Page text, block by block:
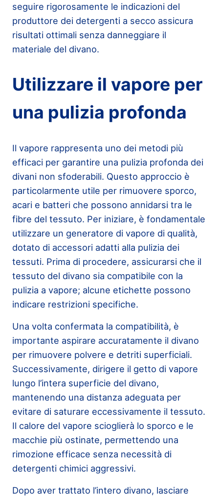
seguire rigorosamente le indicazioni del
produttore dei detergenti a secco assicura
risultati ottimali senza danneggiare il
materiale del divano.
Utilizzare il vapore per
una pulizia profonda
Il vapore rappresenta uno dei metodi più
efficaci per garantire una pulizia profonda dei
divani non sfoderabili. Questo approccio è
particolarmente utile per rimuovere sporco,
acari e batteri che possono annidarsi tra le
fibre del tessuto. Per iniziare, è fondamentale
utilizzare un generatore di vapore di qualità,
dotato di accessori adatti alla pulizia dei
tessuti. Prima di procedere, assicurarsi che il
tessuto del divano sia compatibile con la
pulizia a vapore; alcune etichette possono
indicare restrizioni specifiche.
Una volta confermata la compatibilità, è
importante aspirare accuratamente il divano
per rimuovere polvere e detriti superficiali.
Successivamente, dirigere il getto di vapore
lungo l’intera superficie del divano,
mantenendo una distanza adeguata per
evitare di saturare eccessivamente il tessuto.
Il calore del vapore scioglierà lo sporco e le
macchie più ostinate, permettendo una
rimozione efficace senza necessità di
detergenti chimici aggressivi.
Dopo aver trattato l’intero divano, lasciare